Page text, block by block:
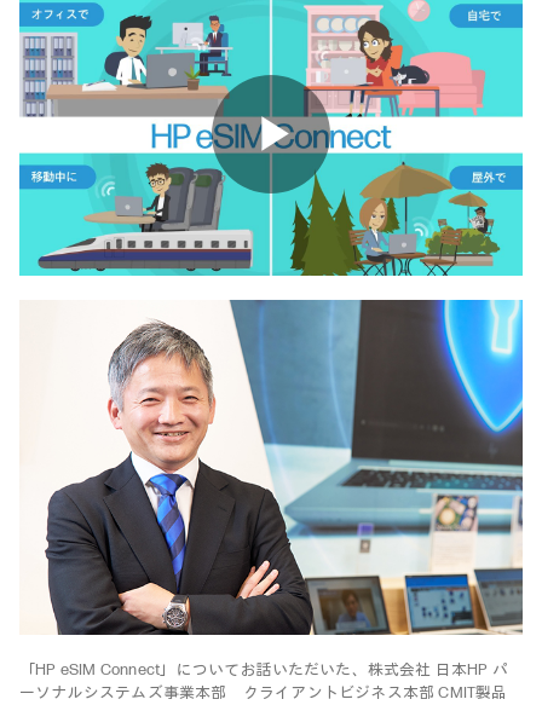
Play
Video
「HP eSIM Connect」についてお話いただいた、株式会社 日本HP パ
ーソナルシステムズ事業本部 クライアントビジネス本部 CMIT製品